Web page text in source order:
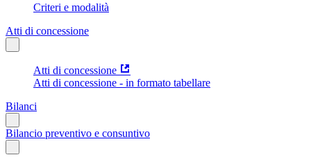
Criteri e modalità
Atti di concessione
Atti di concessione
Atti di concessione - in formato tabellare
Bilanci
Bilancio preventivo e consuntivo